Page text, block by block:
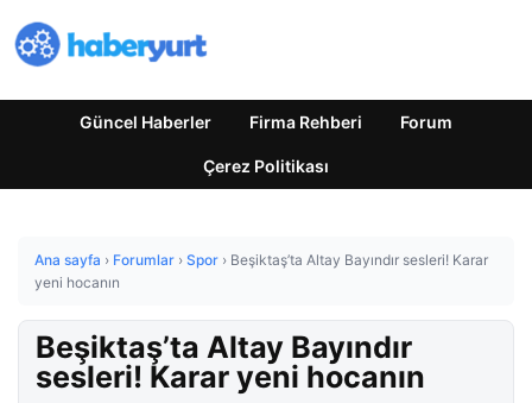
Güncel Haberler Firma Rehberi Forum
Çerez Politikası
Ana sayfa › Forumlar › Spor › Beşiktaş’ta Altay Bayındır sesleri! Karar
yeni hocanın
Beşiktaş’ta Altay Bayındır
sesleri! Karar yeni hocanın